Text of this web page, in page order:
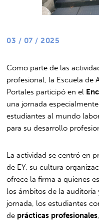
03 / 07 / 2025
Como parte de las
profesional, la Escuela de
Portales participó en el
una jornada
estudiantes al mundo
para su desarrollo
La actividad se centró en
de EY, su cultura
ofrece la firma a quienes
los ámbitos de la
jornada, los estudiantes
de prácticas profesionales